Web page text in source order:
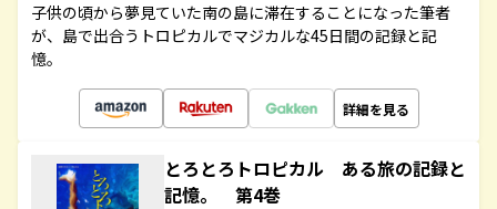
子供の頃から夢見ていた南の島に滞在することになった筆者
が、島で出合うトロピカルでマジカルな45日間の記録と記
憶。
詳細を見る
とろとろトロピカル ある旅の記録と
記憶。 第4巻